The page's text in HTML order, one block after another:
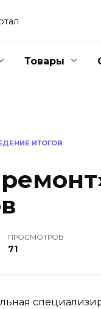
Товары
ИТОГОВ
ПРОСМОТРОВ
71